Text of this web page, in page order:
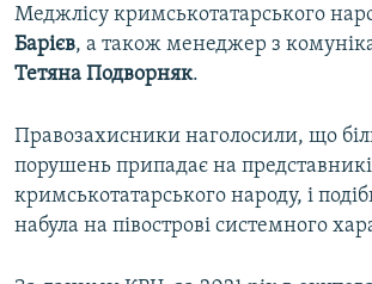
Меджлісу кримськотатарського
Барієв, а також менеджер з
Тетяна Подворняк.
Правозахисники наголосили, що
порушень припадає на
кримськотатарського народу, і
набула на півострові системного